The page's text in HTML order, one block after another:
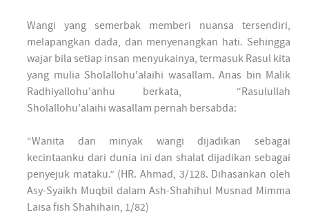
Wangi yang semerbak memberi nuansa tersendiri,
melapangkan dada, dan menyenangkan hati. Sehingga
wajar bila setiap insan menyukainya, termasuk Rasul kita
yang mulia Sholallohu'alaihi wasallam. Anas bin Malik
Radhiyallohu'anhu berkata, “Rasulullah
Sholallohu'alaihi wasallam pernah bersabda:
“Wanita dan minyak wangi dijadikan sebagai
kecintaanku dari dunia ini dan shalat dijadikan sebagai
penyejuk mataku.” (HR. Ahmad, 3/128. Dihasankan oleh
Asy-Syaikh Muqbil dalam Ash-Shahihul Musnad Mimma
Laisa fish Shahihain, 1/82)